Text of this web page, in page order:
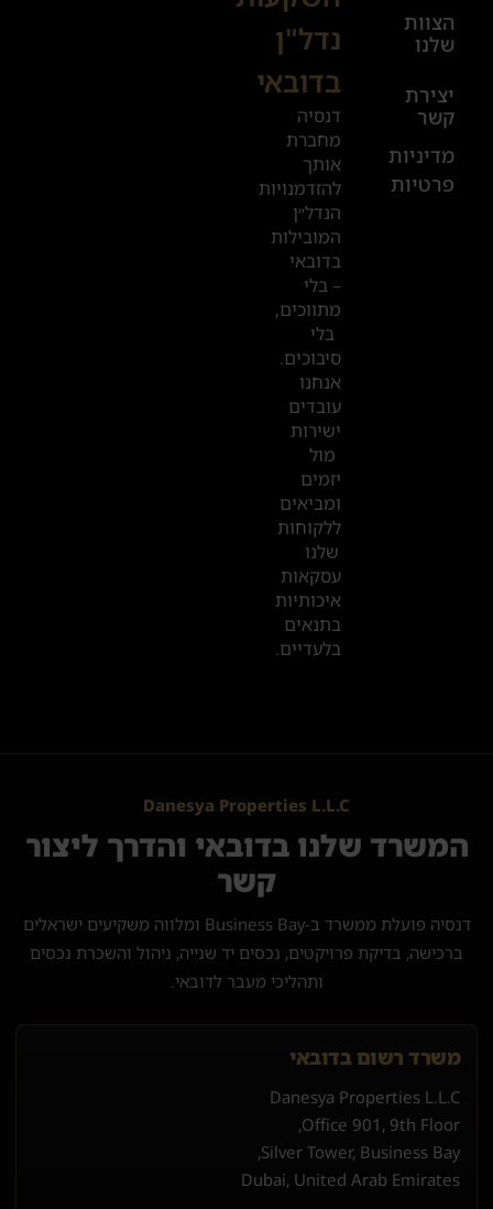
הצוות
שלנו
יצירת
קשר
מדיניות
פרטיות
17:00
+972
52
601
2019
המשרדים
שלנו
בדובאי
נדל"ן
בדובאי
דנסיה
מחברת
אותך
להזדמנויות
הנדל״ן
המובילות
בדובאי
– בלי
מתווכים,
בלי
סיבוכים.
אנחנו
עובדים
ישירות
מול
יזמים
ומביאים
ללקוחות
שלנו
עסקאות
איכותיות
בתנאים
בלעדיים.
Danesya Properties L.L.C
המשרד שלנו בדובאי והדרך ליצור
קשר
דנסיה פועלת ממשרד ב-Business Bay ומלווה משקיעים ישראלים
ברכישה, בדיקת פרויקטים, נכסים יד שנייה, ניהול והשכרת נכסים
ותהליכי מעבר לדובאי.
משרד רשום בדובאי
Danesya Properties L.L.C
Office 901, 9th Floor,
Silver Tower, Business Bay,
Dubai, United Arab Emirates